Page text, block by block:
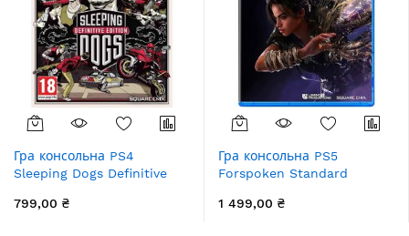
Гра консольна PS4
Sleeping Dogs Definitive
799,00 ₴
Гра консольна PS5
Forspoken Standard
1 499,00 ₴